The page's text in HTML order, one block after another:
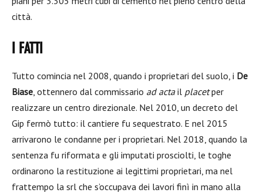
città.
I FATTI
Tutto comincia nel 2008, quando i proprietari del suolo, i De
Biase, ottennero dal commissario ad actail placetper
realizzare un centro direzionale. Nel 2010, un decreto del
Gip fermò tutto: il cantiere fu sequestrato. E nel 2015
arrivarono le condanne per i proprietari. Nel 2018, quando la
sentenza fu riformata e gli imputati prosciolti, le toghe
ordinarono la restituzione ai legittimi proprietari, ma nel
frattempo la srl che s’occupava dei lavori finì in mano alla